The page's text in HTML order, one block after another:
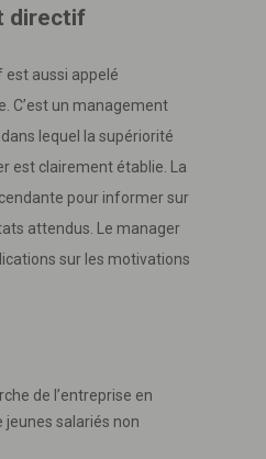
directif
est aussi appelé
C’est un management
lequel la supériorité
est clairement établie. La
pour informer sur
attendus. Le manager
sur les motivations
de l’entreprise en
jeunes salariés non